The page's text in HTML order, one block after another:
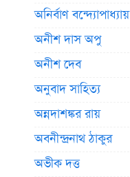
অনির্বাণ বন্দ্যোপাধ্যায়
অনীশ দাস অপু
অনীশ দেব
অনুবাদ সাহিত্য
অন্নদাশঙ্কর রায়
অবনীন্দ্রনাথ ঠাকুর
অভীক দত্ত